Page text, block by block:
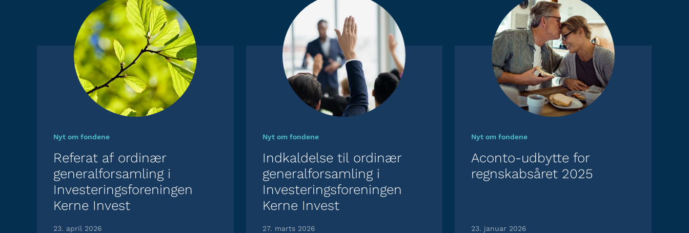
Nyt om fondene
Referat af ordinær
generalforsamling i
Investeringsforeningen
Kerne Invest
23. april 2026
Nyt om fondene
Indkaldelse til ordinær
generalforsamling i
Investeringsforeningen
Kerne Invest
27. marts 2026
Nyt om fondene
Aconto-udbytte for
regnskabsåret 2025
23. januar 2026